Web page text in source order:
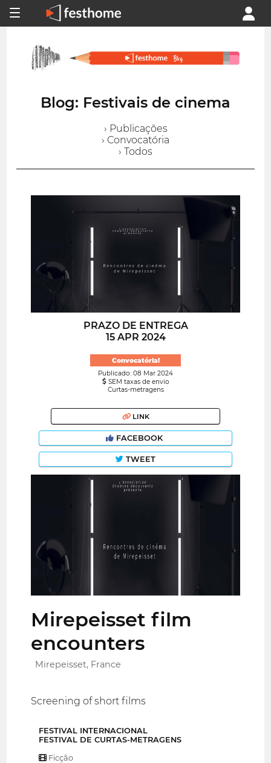
Blog: Festivais de cinema
› Publicações
› Convocatória
› Todos
PRAZO DE ENTREGA
15 APR 2024
Convocatória!
Publicado: 08 Mar 2024
SEM taxas de envio
Curtas-metragens
LINK
FACEBOOK
TWEET
Mirepeisset film
encounters
Mirepeisset, France
Screening of short films
FESTIVAL INTERNACIONAL
FESTIVAL DE CURTAS-METRAGENS
Ficção